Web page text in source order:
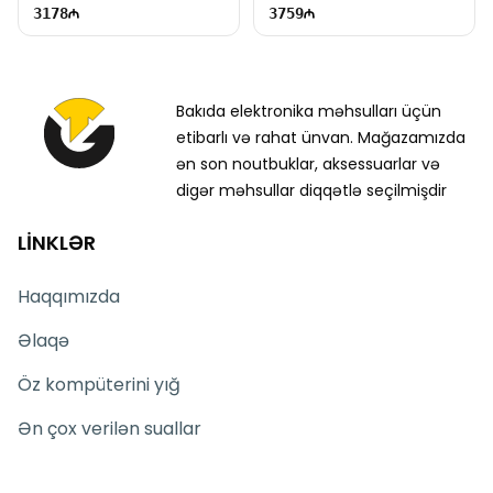
3178 3759
Bakıda elektronika məhsulları üçün
etibarlı və rahat ünvan. Mağazamızda
ən son noutbuklar, aksessuarlar və
digər məhsullar diqqətlə seçilmişdir
LİNKLƏR
Haqqımızda
Əlaqə
Öz kompüterini yığ
Ən çox verilən suallar